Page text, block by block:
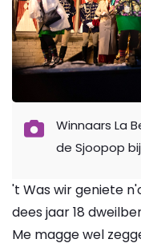
Winnaars La
de Sjoopop
't Was wir geniete
dees jaar 18
Me magge wel